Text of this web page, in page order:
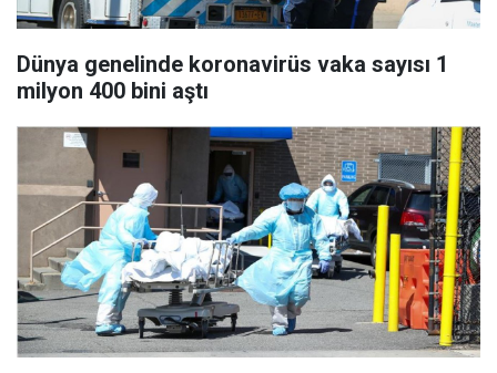
Dünya genelinde koronavirüs vaka sayısı 1
milyon 400 bini aştı